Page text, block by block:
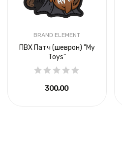
BRAND ELEMENT
ПВХ Патч (шеврон) "My
Toys"
300,00 ₴